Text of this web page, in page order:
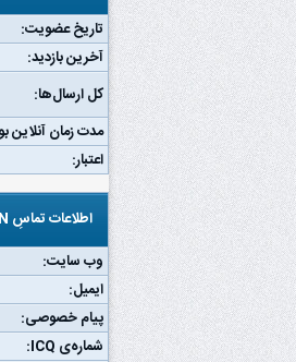
تاریخ عضویت:
آخرین بازدید:
کل ارسال‌ها:
مدت زمان آنلاین
اعتبار:
اطلاعات تماسِ DR460N
وب‌ سایت:
ایمیل:
پیام خصوصی:
شماره‌ی ICQ: